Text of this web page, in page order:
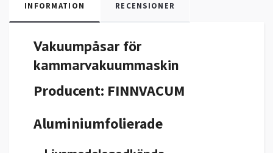
INFORMATION RECENSIONER
Vakuumpåsar för
kammarvakuummaskin
Producent: FINNVACUM
Aluminiumfolierade